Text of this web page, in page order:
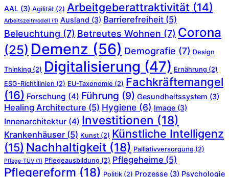
AAL (3) Agilität (2) Arbeitgeberattraktivität (14)
Arbeitszeitmodell (1) Ausland (3) Barrierefreiheit (5)
Beleuchtung (7) Betreutes Wohnen (7) Corona
(25) Demenz (56) Demografie (7) Design
Thinking (2) Digitalisierung (47) Ernährung (2)
ESG-Richtllinien (2) EU-Taxonomie (2) Fachkräftemangel
(16) Forschung (4) Führung (9) Gesundheitssystem (3)
Healing Architecture (5) Hygiene (6) Image (3)
Innenarchitektur (4) Investitionen (18)
Krankenhäuser (5) Kunst (2) Künstliche Intelligenz
(15) Nachhaltigkeit (18) Palliativversorgung (2)
Pflege-TÜV (1) Pflegeausbildung (2) Pflegeheime (5)
Pflegereform (18) Politik (2) Prozesse (3) Psychologie